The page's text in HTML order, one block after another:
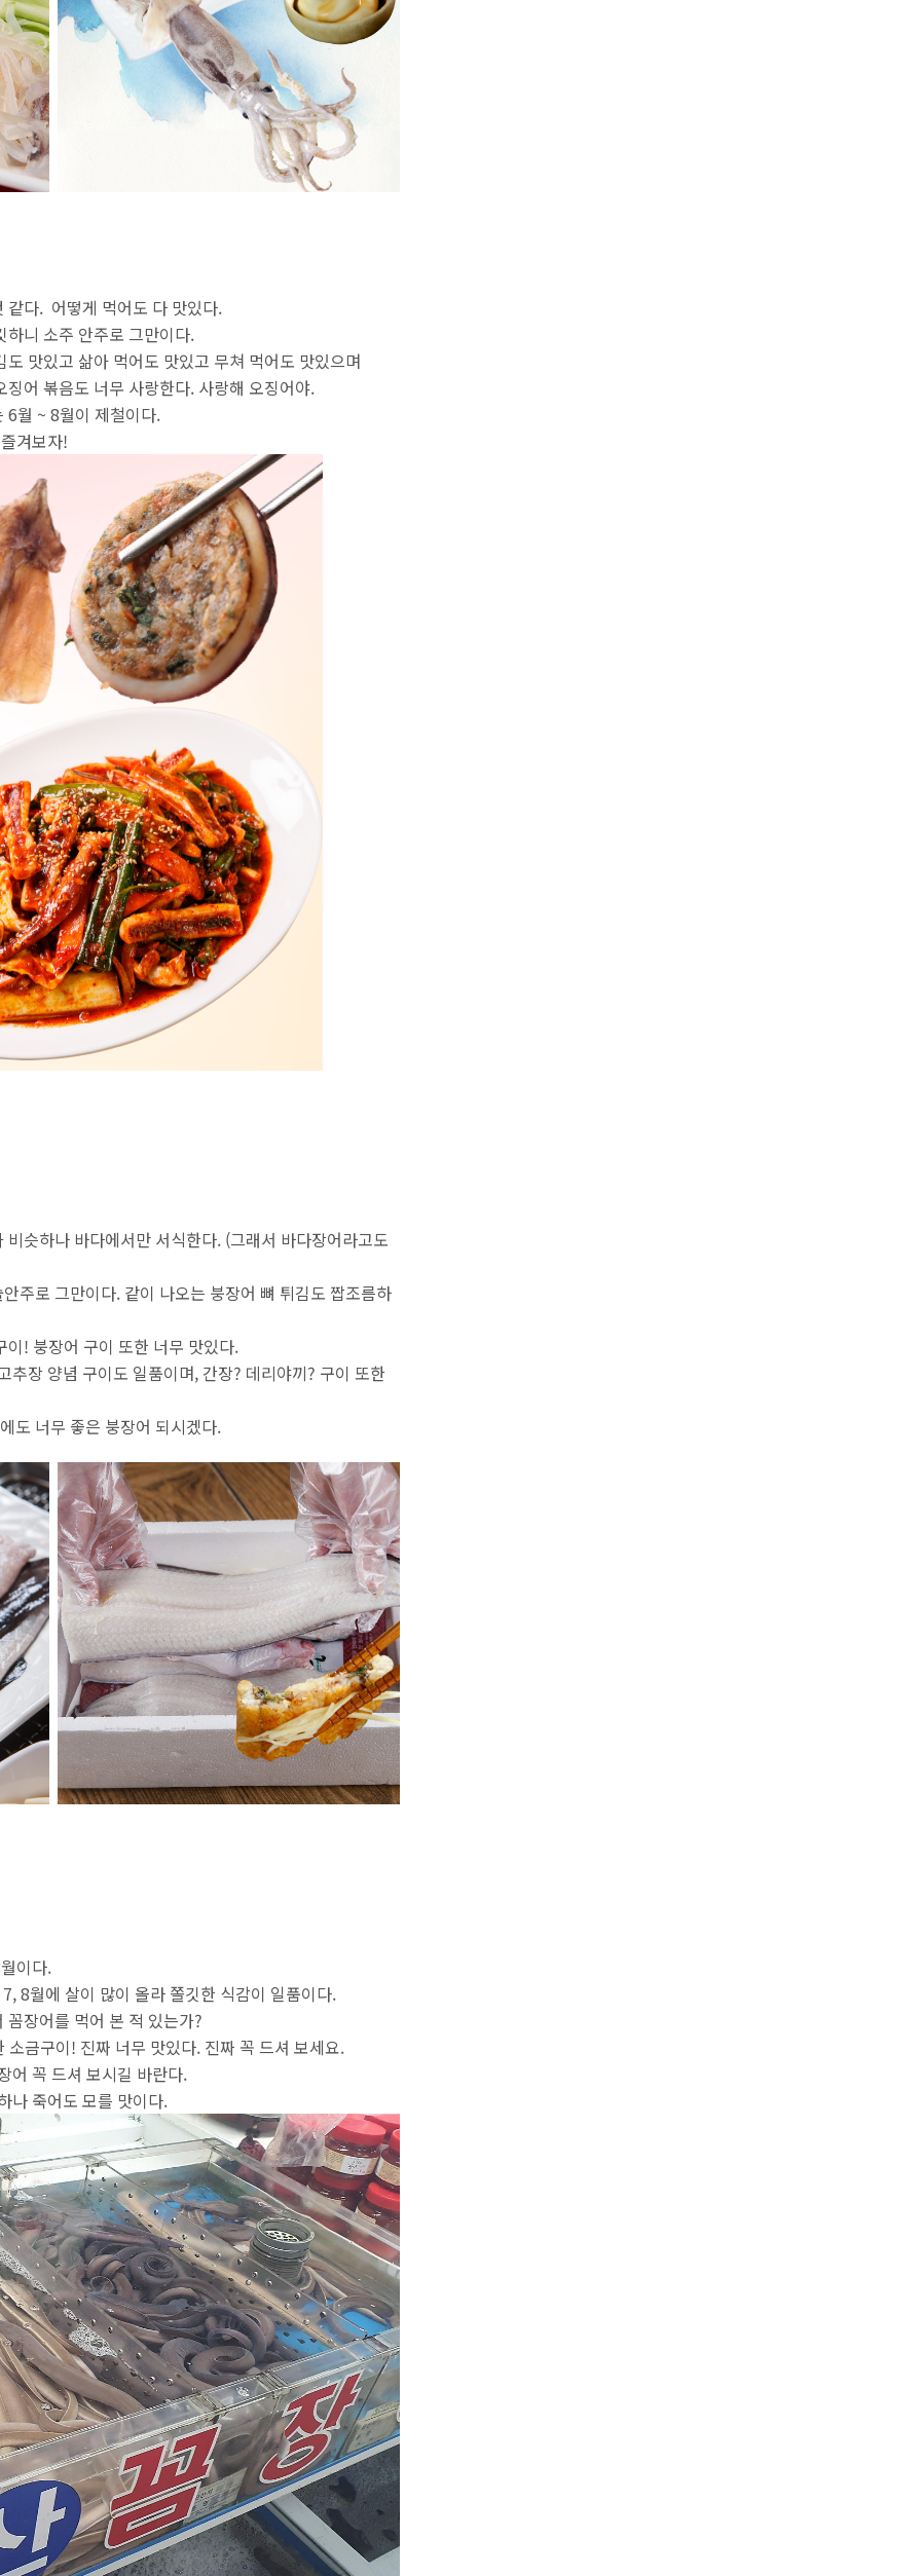
같다. 어떻게 먹어도 다 맛있다.
니 소주 안주로 그만이다.
맛있고 삶아 먹어도 맛있고 무쳐 먹어도 맛있으며
어 볶음도 너무 사랑한다. 사랑해 오징어야.
6월 ~ 8월이 제철이다.
겨보자!
슷하나 바다에서만 서식한다. (그래서 바다장어라고도
주로 그만이다. 같이 나오는 붕장어 뼈 튀김도 짭조름하
! 붕장어 구이 또한 너무 맛있다.
추장 양념 구이도 일품이며, 간장? 데리야끼? 구이 또한
도 너무 좋은 붕장어 되시겠다.
이다.
8월에 살이 많이 올라 쫄깃한 식감이 일품이다.
장어를 먹어 본 적 있는가?
금구이! 진짜 너무 맛있다. 진짜 꼭 드셔 보세요.
어 꼭 드셔 보시길 바란다.
나 죽어도 모를 맛이다.